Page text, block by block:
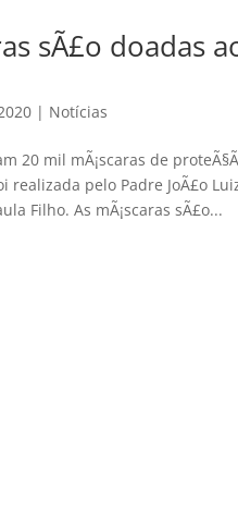
sÃ£o doadas
| Notícias
20 mil mÃ¡scaras de
realizada pelo Padre JoÃ£o
Filho. As mÃ¡scaras sÃ£o...